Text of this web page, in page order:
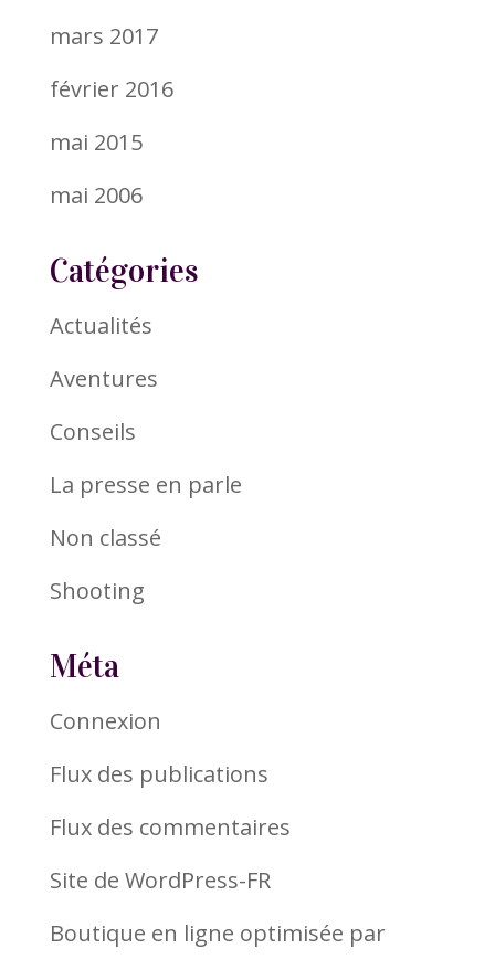
mars 2017
février 2016
mai 2015
mai 2006
Catégories
Actualités
Aventures
Conseils
La presse en parle
Non classé
Shooting
Méta
Connexion
Flux des publications
Flux des commentaires
Site de WordPress-FR
Boutique en ligne optimisée par